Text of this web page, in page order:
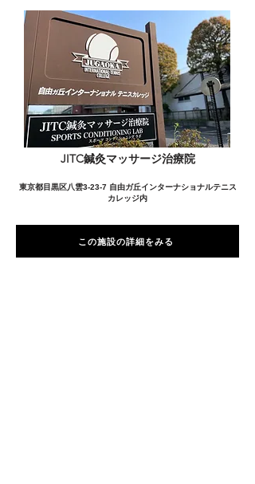
JITC鍼灸マッサージ治療院
東京都目黒区八雲3-23-7 自由ガ丘インターナショナルテニス
カレッジ内
この施設の詳細をみる